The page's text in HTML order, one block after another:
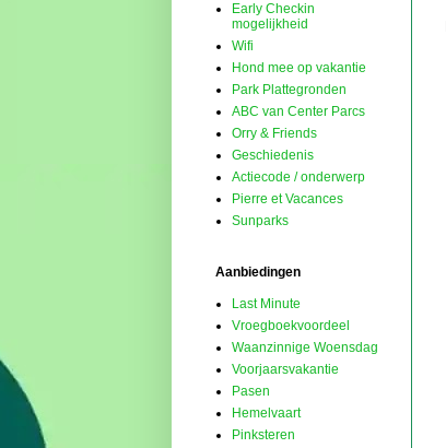
Early Checkin
mogelijkheid
Wifi
Hond mee op vakantie
Park Plattegronden
ABC van Center Parcs
Orry & Friends
Geschiedenis
Actiecode / onderwerp
Pierre et Vacances
Sunparks
Aanbiedingen
Last Minute
Vroegboekvoordeel
Waanzinnige Woensdag
Voorjaarsvakantie
Pasen
Hemelvaart
Pinksteren